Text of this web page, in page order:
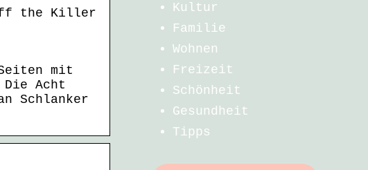
the Killer
mit
Acht
Schlanker
Kultur
Familie
Wohnen
Freizeit
Schönheit
Gesundheit
Tipps